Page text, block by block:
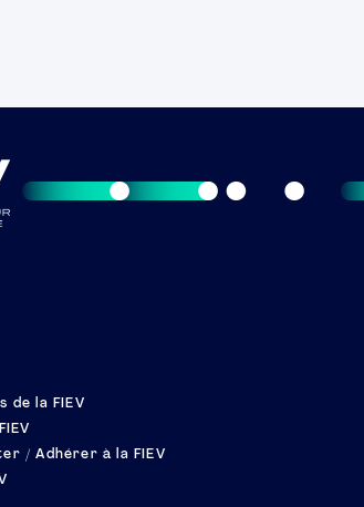
de la FIEV
/ Adhérer à la FIEV